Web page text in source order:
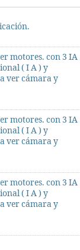
motores. con 3 IA
( I A ) y
ver cámara y
motores. con 3 IA
( I A ) y
ver cámara y
motores. con 3 IA
( I A ) y
ver cámara y